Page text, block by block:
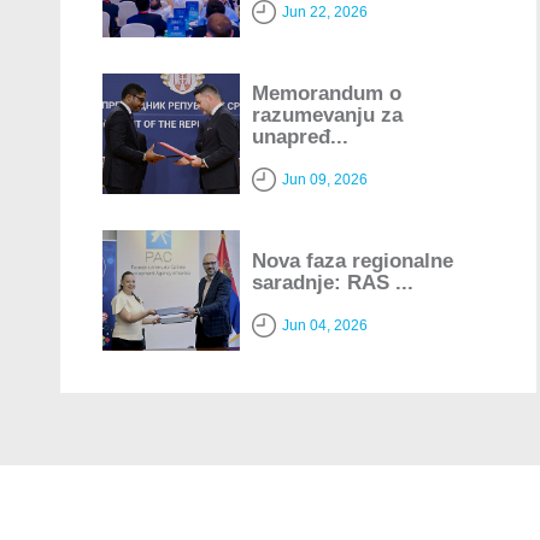
Jun 22, 2026
Memorandum o
razumevanju za
unapređ...
Jun 09, 2026
Nova faza regionalne
saradnje: RAS ...
Jun 04, 2026